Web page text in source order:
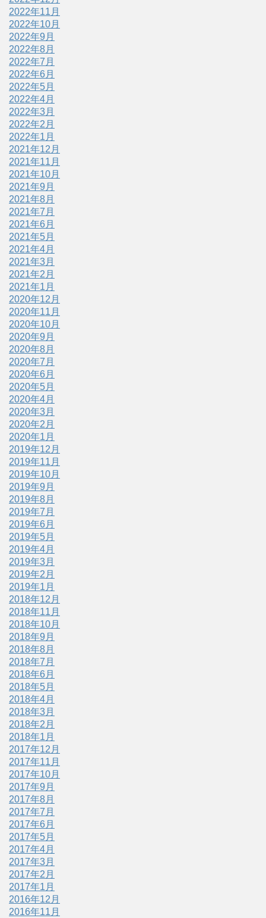
2022年11月
2022年10月
2022年9月
2022年8月
2022年7月
2022年6月
2022年5月
2022年4月
2022年3月
2022年2月
2022年1月
2021年12月
2021年11月
2021年10月
2021年9月
2021年8月
2021年7月
2021年6月
2021年5月
2021年4月
2021年3月
2021年2月
2021年1月
2020年12月
2020年11月
2020年10月
2020年9月
2020年8月
2020年7月
2020年6月
2020年5月
2020年4月
2020年3月
2020年2月
2020年1月
2019年12月
2019年11月
2019年10月
2019年9月
2019年8月
2019年7月
2019年6月
2019年5月
2019年4月
2019年3月
2019年2月
2019年1月
2018年12月
2018年11月
2018年10月
2018年9月
2018年8月
2018年7月
2018年6月
2018年5月
2018年4月
2018年3月
2018年2月
2018年1月
2017年12月
2017年11月
2017年10月
2017年9月
2017年8月
2017年7月
2017年6月
2017年5月
2017年4月
2017年3月
2017年2月
2017年1月
2016年12月
2016年11月